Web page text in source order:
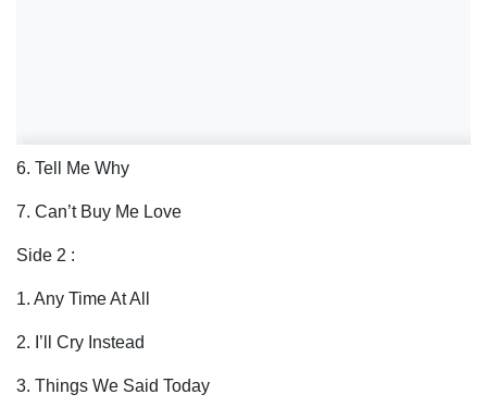
6. Tell Me Why
7. Can’t Buy Me Love
Side 2 :
1. Any Time At All
2. I’ll Cry Instead
3. Things We Said Today